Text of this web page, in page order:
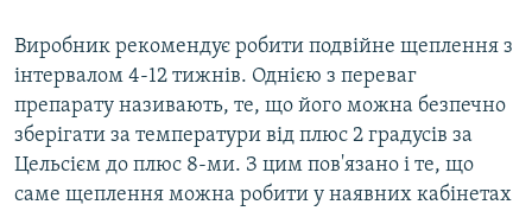
Виробник рекомендує робити подвійне щеплення з
інтервалом 4-12 тижнів. Однією з переваг
препарату називають, те, що його можна безпечно
зберігати за температури від плюс 2 градусів за
Цельсієм до плюс 8-ми. З цим пов'язано і те, що
саме щеплення можна робити у наявних кабінетах